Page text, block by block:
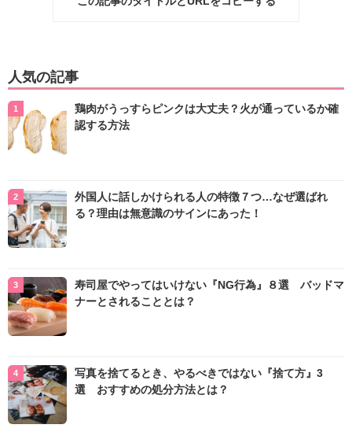
人気の記事
鶏肉がうっすらピンクは大丈夫？火が通っているか確
認する方法
外国人に話しかけられる人の特徴７つ…なぜ選ばれ
る？理由は無意識のサインにあった！
寿司屋でやってはいけない『NG行為』８選 バッドマ
ナーとされることとは？
写真を捨てるとき、やるべきではない『捨て方』3
選 おすすめの処分方法とは？